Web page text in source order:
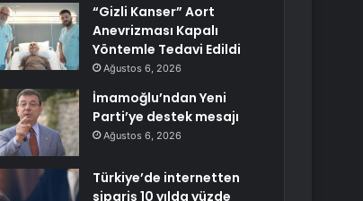
“Gizli Kanser” Aort
Anevrizması Kapalı
Yöntemle Tedavi Edildi
Ağustos 6, 2026
İmamoğlu’ndan Yeni
Parti’ye destek mesajı
Ağustos 6, 2026
Türkiye’de internetten
sipariş 10 yılda yüzde